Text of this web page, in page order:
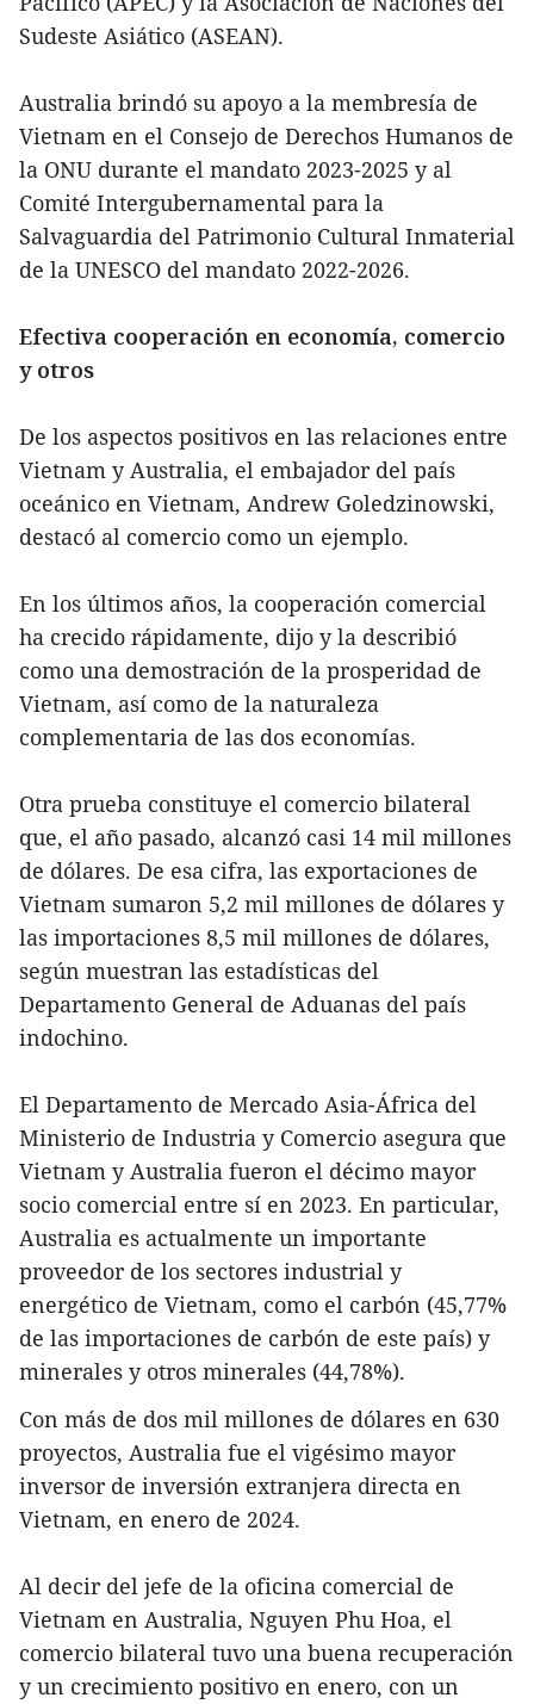
Sudeste Asiático (ASEAN).
Australia brindó su apoyo a la membresía de
Vietnam en el Consejo de Derechos Humanos de
la ONU durante el mandato 2023-2025 y al
Comité Intergubernamental para la
Salvaguardia del Patrimonio Cultural Inmaterial
de la UNESCO del mandato 2022-2026.
Efectiva cooperación en economía, comercio
y otros
De los aspectos positivos en las relaciones entre
Vietnam y Australia, el embajador del país
oceánico en Vietnam, Andrew Goledzinowski,
destacó al comercio como un ejemplo.
En los últimos años, la cooperación comercial
ha crecido rápidamente, dijo y la describió
como una demostración de la prosperidad de
Vietnam, así como de la naturaleza
complementaria de las dos economías.
Otra prueba constituye el comercio bilateral
que, el año pasado, alcanzó casi 14 mil millones
de dólares. De esa cifra, las exportaciones de
Vietnam sumaron 5,2 mil millones de dólares y
las importaciones 8,5 mil millones de dólares,
según muestran las estadísticas del
Departamento General de Aduanas del país
indochino.
El Departamento de Mercado Asia-África del
Ministerio de Industria y Comercio asegura que
Vietnam y Australia fueron el décimo mayor
socio comercial entre sí en 2023. En particular,
Australia es actualmente un importante
proveedor de los sectores industrial y
energético de Vietnam, como el carbón (45,77%
de las importaciones de carbón de este país) y
minerales y otros minerales (44,78%).
Con más de dos mil millones de dólares en 630
proyectos, Australia fue el vigésimo mayor
inversor de inversión extranjera directa en
Vietnam, en enero de 2024.
Al decir del jefe de la oficina comercial de
Vietnam en Australia, Nguyen Phu Hoa, el
comercio bilateral tuvo una buena recuperación
y un crecimiento positivo en enero, con un